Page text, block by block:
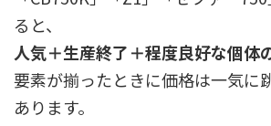
ると、
人気＋生産終了＋程度良好な個体
要素が揃ったときに価格は一気に
あります。